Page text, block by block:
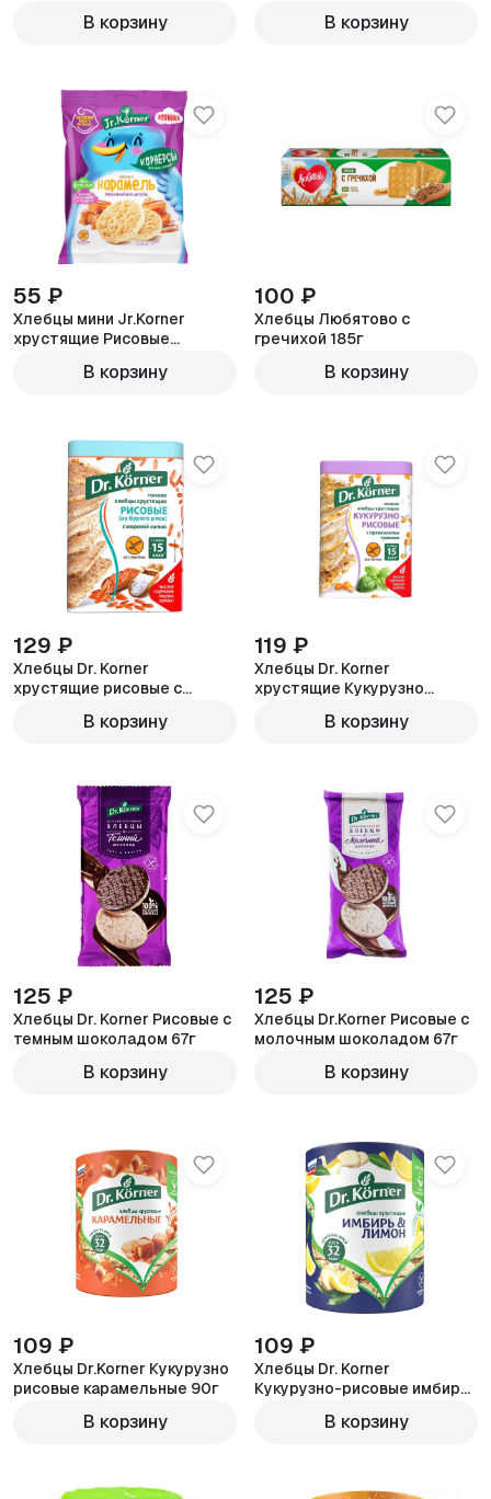
В корзину В корзину
55 ₽
Хлебцы мини Jr.Korner
хрустящие Рисовые
В корзину
100 ₽
Хлебцы Любятово с
гречихой 185г
В корзину
129 ₽
Хлебцы Dr. Korner
хрустящие рисовые с
В корзину
119 ₽
Хлебцы Dr. Korner
хрустящие Кукурузно
В корзину
125 ₽
Хлебцы Dr. Korner Рисовые с
темным шоколадом 67г
В корзину
125 ₽
Хлебцы Dr.Korner Рисовые с
молочным шоколадом 67г
В корзину
109 ₽
Хлебцы Dr.Korner Кукурузно
рисовые карамельные 90г
В корзину
109 ₽
Хлебцы Dr. Korner
Кукурузно-рисовые имбирь
В корзину